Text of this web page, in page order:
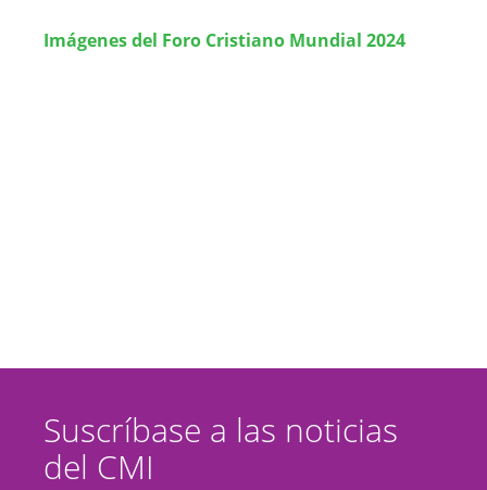
Imágenes del Foro Cristiano Mundial 2024
Suscríbase a las noticias
del CMI